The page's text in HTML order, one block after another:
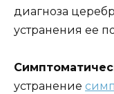
диагноза
устранения ее
устранение